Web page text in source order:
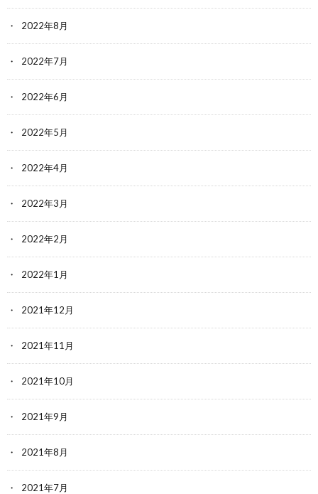
2022年8月
2022年7月
2022年6月
2022年5月
2022年4月
2022年3月
2022年2月
2022年1月
2021年12月
2021年11月
2021年10月
2021年9月
2021年8月
2021年7月